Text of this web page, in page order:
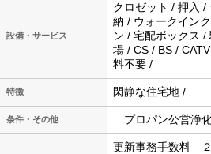
設備・サービス
クロゼット / 押入 /
納 / ウォークイン
ン / 宅配ボックス /
場 / CS / BS /
料不要 /
特徴 閑静な住宅地 /
条件・その他 プロパン公営浄
更新事務手数料